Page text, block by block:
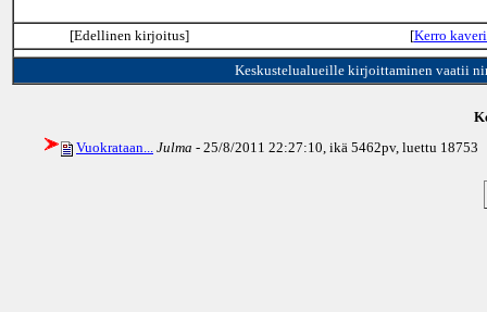
[Edellinen kirjoitus] [Kerro
Keskustelualueille kirjoittaminen vaatii
Vuokrataan... Julma - 25/8/2011 22:27:10, ikä 5462pv, luettu 18753